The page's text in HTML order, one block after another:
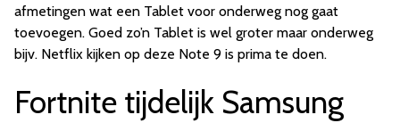
afmetingen wat een Tablet voor onderweg nog gaat
toevoegen. Goed zo’n Tablet is wel groter maar onderweg
bijv. Netflix kijken op deze Note 9 is prima te doen.
Fortnite tijdelijk Samsung